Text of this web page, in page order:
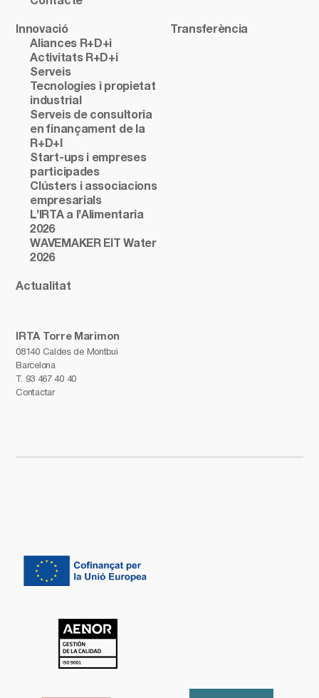
IRTA Torre Marimon
08140 Caldes de Montbui
Barcelona
T. 93 467 40 40
Contactar
Innovació
Aliances R+D+i
Activitats R+D+i
Serveis
Tecnologies i propietat
industrial
Serveis de consultoria
en finançament de la
R+D+I
Start-ups i empreses
participades
Clústers i associacions
empresarials
L’IRTA a l’Alimentaria
2026
WAVEMAKER EIT Water
2026
Transferència
Actualitat